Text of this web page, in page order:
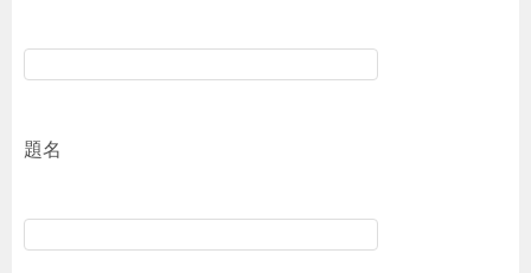
題名